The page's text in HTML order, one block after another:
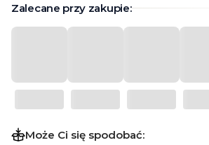
R-
Zalecane przy zakupie:
Może Ci się spodobać: